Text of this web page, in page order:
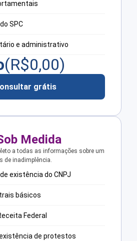
SPC
e administrativo
(R$0,00)
grátis
Medida
a todas as informações sobre um
de inadimplência.
existência do CNPJ
básicos
Federal
de protestos